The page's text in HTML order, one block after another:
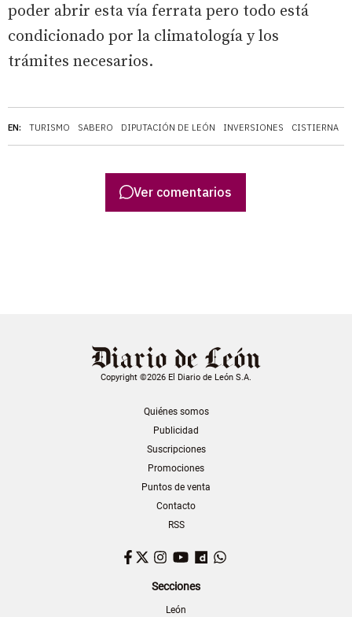
EN: TURISMO SABERO DIPUTACIÓN DE LEÓN INVERSIONES CISTIERNA
poder abrir esta vía ferrata pero todo está
condicionado por la climatología y los
trámites necesarios.
Ver comentarios
Copyright ©2026 El Diario de León S.A.
Quiénes somos
Publicidad
Suscripciones
Promociones
Puntos de venta
Contacto
RSS
Facebook
TwitterInstagram
YouTubeDailymotion
Secciones
León